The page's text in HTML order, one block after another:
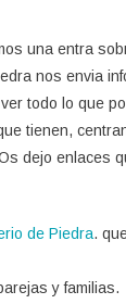
una entra
nos envia
todo lo que
tienen,
dejo enlaces
de Piedra.
y familias.